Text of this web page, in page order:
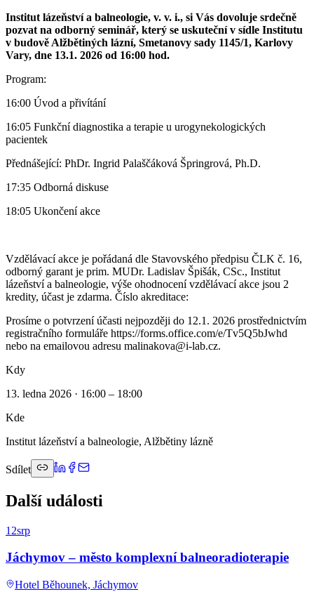
Institut lázeňství a balneologie, v. v. i., si Vás dovoluje srdečně
pozvat na odborný seminář, který se uskuteční v sídle Institutu
v budově Alžbětiných lázní, Smetanovy sady 1145/1, Karlovy
Vary, dne 13.1. 2026 od 16:00 hod.
Program:
16:00 Úvod a přivítání
16:05 Funkční diagnostika a terapie u urogynekologických
pacientek
Přednášející: PhDr. Ingrid Palaščáková Špringrová, Ph.D.
17:35 Odborná diskuse
18:05 Ukončení akce
Vzdělávací akce je pořádaná dle Stavovského předpisu ČLK č. 16,
odborný garant je prim. MUDr. Ladislav Špišák, CSc., Institut
lázeňství a balneologie, výše ohodnocení vzdělávací akce jsou 2
kredity, účast je zdarma. Číslo akreditace:
Prosíme o potvrzení účasti nejpozději do 12.1. 2026 prostřednictvím
registračního formuláře https://forms.office.com/e/Tv5Q5bJwhd
nebo na emailovou adresu malinakova@i-lab.cz.
Kdy
13. ledna 2026 · 16:00 – 18:00
Kde
Institut lázeňství a balneologie, Alžbětiny lázně
Sdílet
Další události
12srp
Jáchymov – město komplexní balneoradioterapie
Hotel Běhounek, Jáchymov